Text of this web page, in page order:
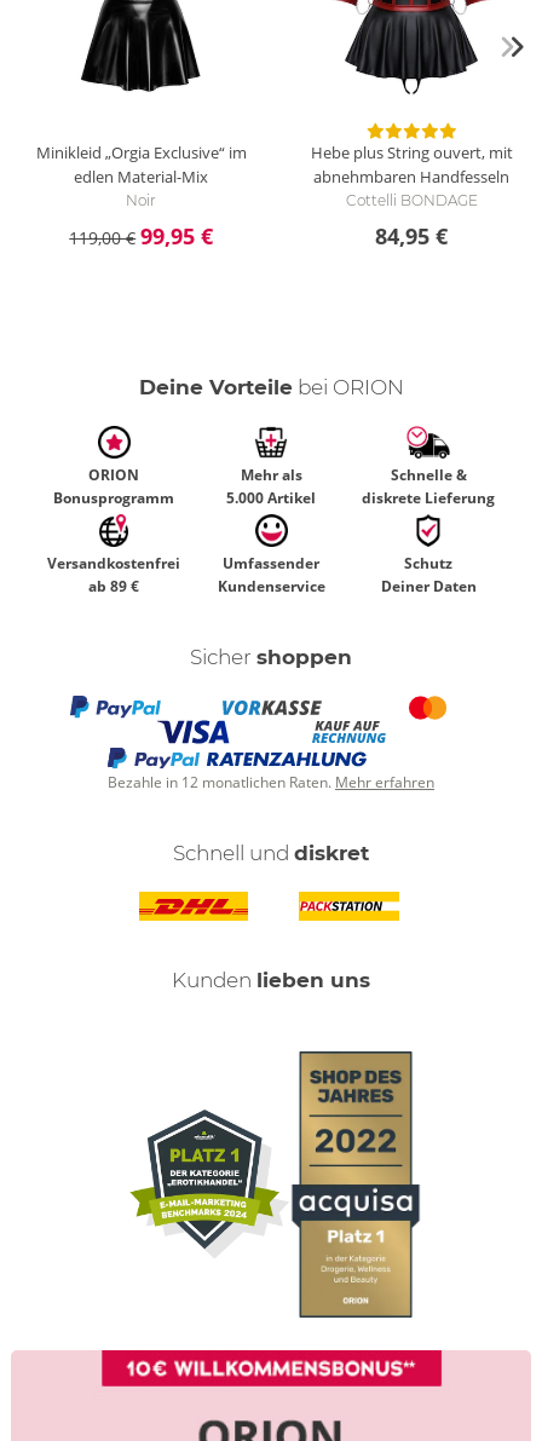
Minikleid „Orgia Exclusive“ im
edlen Material-Mix
Noir
119,00 € 99,95 €
Hebe plus String ouvert, mit
abnehmbaren Handfesseln
Cottelli BONDAGE
84,95 €
Deine Vorteilebei ORION
ORION
Bonusprogramm
Mehr als
5.000 Artikel
Schnelle &
diskrete Lieferung
Versandkostenfrei
ab 89 €
Umfassender
Kundenservice
Schutz
Deiner Daten
Sicher shoppen
Bezahle in 12 monatlichen Raten. Mehr erfahren
Schnell und diskret
Kunden lieben uns